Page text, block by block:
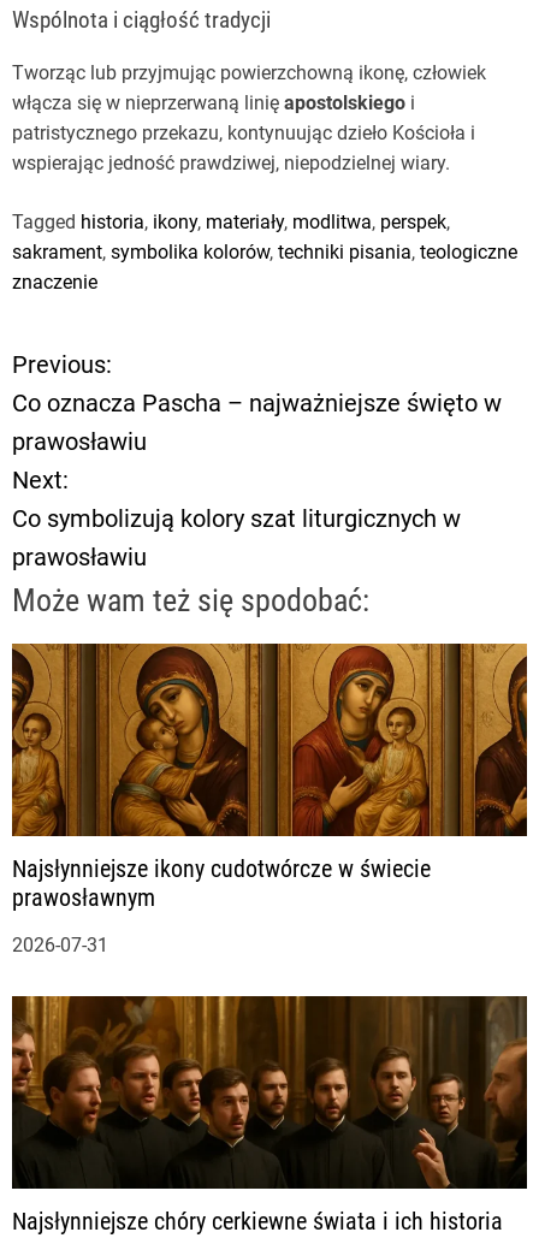
Wspólnota i ciągłość tradycji
Tworząc lub przyjmując powierzchowną ikonę, człowiek
włącza się w nieprzerwaną linię apostolskiego i
patristycznego przekazu, kontynuując dzieło Kościoła i
wspierając jedność prawdziwej, niepodzielnej wiary.
Tagged historia, ikony, materiały, modlitwa, perspek,
sakrament, symbolika kolorów, techniki pisania, teologiczne
znaczenie
N
a
w
i
g
a
c
j
a
w
p
i
s
Previous:
Co oznacza Pascha – najważniejsze święto w
prawosławiu
Next:
Co symbolizują kolory szat liturgicznych w
prawosławiu
Może wam też się spodobać:
Najsłynniejsze ikony cudotwórcze w świecie
prawosławnym
2026-07-31
Najsłynniejsze chóry cerkiewne świata i ich historia